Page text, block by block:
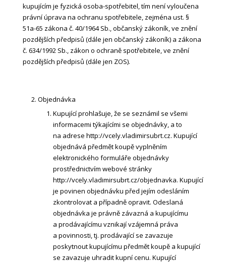
kupujícím je fyzická osoba-spotřebitel, tím není vyloučena
právní úprava na ochranu spotřebitele, zejména ust. §
51a-65 zákona č. 40/1964 Sb., občanský zákoník, ve znění
pozdějších předpisů (dále jen občanský zákoník) a zákona
č. 634/1992 Sb., zákon o ochraně spotřebitele, ve znění
pozdějších předpisů (dále jen ZOS).
Objednávka
Kupující prohlašuje, že se seznámil se všemi
informacemi týkajícími se objednávky, a to
na adrese http://vcely.vladimirsubrt.cz. Kupující
objednává předmět koupě vyplněním
elektronického formuláře objednávky
prostřednictvím webové stránky
http://vcely.vladimirsubrt.cz/objednavka. Kupující
je povinen objednávku před jejím odesláním
zkontrolovat a případně opravit. Odeslaná
objednávka je právně závazná a kupujícímu
a prodávajícímu vznikají vzájemná práva
a povinnosti, tj. prodávající se zavazuje
poskytnout kupujícímu předmět koupě a kupující
se zavazuje uhradit kupní cenu. Kupující